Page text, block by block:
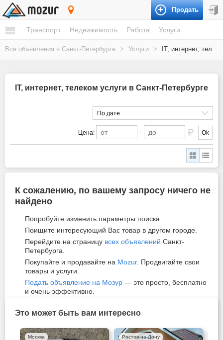
Продать
Транспорт Недвижимость Работа Услуги
Все объявления в Санкт-Петербурге > Услуги > IT, интернет, телеком
IT, интернет, телеком услуги в Санкт-Петербурге
По дате
Цена: – Ok
К сожалению, по вашему запросу ничего не
найдено
Попробуйте изменить параметры поиска.
Поищите интересующий Вас товар в другом городе.
Перейдите на страницу всех объявлений Санкт-
Петербурга.
Покупайте и продавайте на Mozur. Продвигайте свои
товары и услуги.
Подать объявление на Мозур — это просто, бесплатно
и очень эффективно.
Это может быть вам интересно
Москва Ростов-на-Дону